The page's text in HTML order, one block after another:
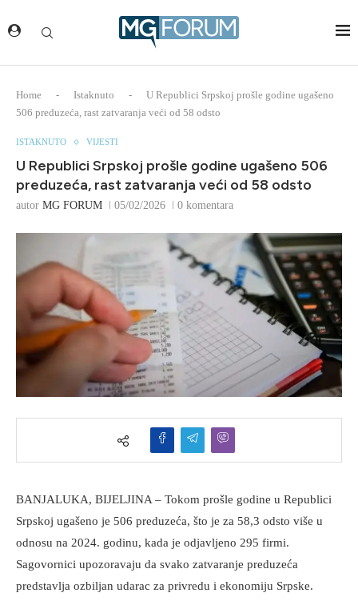
Home - Istaknuto -
U Republici Srpskoj prošle godine ugašeno
506 preduzeća, rast zatvaranja veći od 58 odsto
ISTAKNUTO VIJESTI
U Republici Srpskoj prošle godine ugašeno 506
preduzeća, rast zatvaranja veći od 58 odsto
autor MG FORUM 05/02/2026 0 komentara
BANJALUKA, BIJELJINA – Tokom prošle godine u Republici
Srpskoj ugašeno je 506 preduzeća, što je za 58,3 odsto više u
odnosu na 2024. godinu, kada je odjavljeno 295 firmi.
Sagovornici upozoravaju da svako zatvaranje preduzeća
predstavlja ozbiljan udarac za privredu i ekonomiju Srpske.